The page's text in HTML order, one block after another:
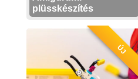
plüsskészítés
ÚJ